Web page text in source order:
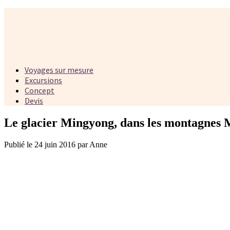
Voyages sur mesure
Excursions
Concept
Devis
Le glacier Mingyong, dans les montagnes
Publié le 24 juin 2016 par Anne